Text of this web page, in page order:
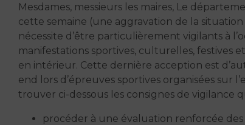
Mesdames, messieurs les maires, Le
cette semaine (une aggravation de la
nécessite d’être particulièrement vigilants à
manifestations sportives, culturelles, festives
en intérieur. Cette dernière acception est
end lors d’épreuves sportives organisées sur
trouver ci-dessous les consignes de vigilance
procéder à une évaluation renforcée des